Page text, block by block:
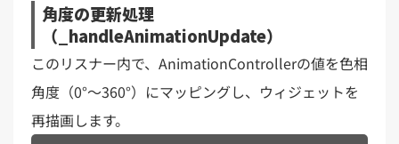
角度の更新処理
（_handleAnimationUpdate）
このリスナー内で、AnimationControllerの値を色相
角度（0°〜360°）にマッピングし、ウィジェットを
再描画します。